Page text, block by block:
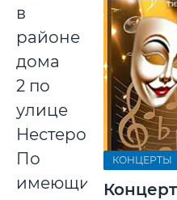
в
районе
дома
2 по
улице
Нестерова.
По
имеющимся
КОНЦЕРТЫ